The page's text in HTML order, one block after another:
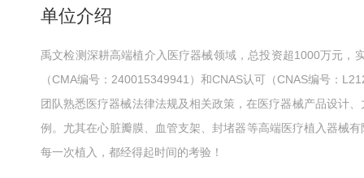
单位介绍
禹文检测深耕高端植介入医疗器械领域，总投资超1000万元
（CMA编号：240015349941）和CNAS认可（CNAS编号：
团队熟悉医疗器械法律法规及相关政策，在医疗器械产品设计
例。尤其在心脏瓣膜、血管支架、封堵器等高端医疗植入器械
每一次植入，都经得起时间的考验！